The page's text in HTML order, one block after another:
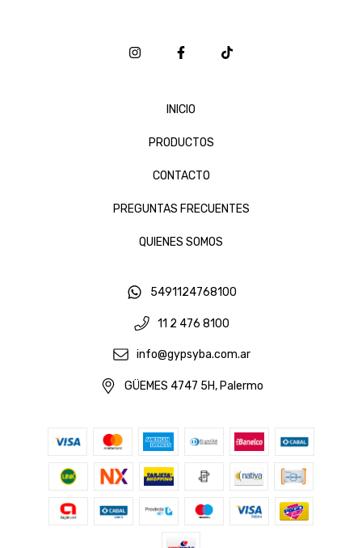
INICIO
PRODUCTOS
CONTACTO
PREGUNTAS FRECUENTES
QUIENES SOMOS
5491124768100
11 2 476 8100
info@gypsyba.com.ar
GÜEMES 4747 5H, Palermo